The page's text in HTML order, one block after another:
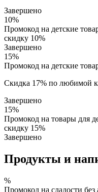
Завершено
10%
Промокод на детские
скидку 10%
Завершено
15%
Промокод на детские
Скидка 17% по любимой
Завершено
15%
Промокод на товары для
скидку 15%
Завершено
Продукты и
%
Промокод на сладости